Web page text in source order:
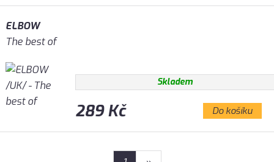
ELBOW
The best of
Skladem
289 Kč Do košíku